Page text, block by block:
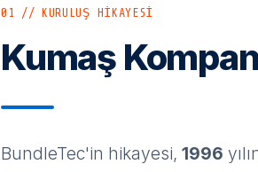
01 // KURULUŞ HİKAYESİ
Kumaş
BundleTec'in hikayesi, 1996